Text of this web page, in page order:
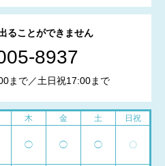
ることができません
8937
まで／土日祝17:00まで
木 金 土
日祝
◯ ◯ ◯ 〇